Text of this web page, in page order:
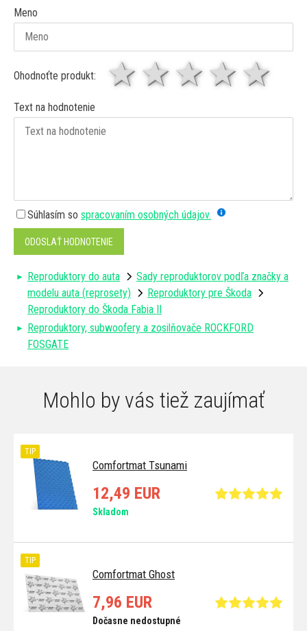
Meno
Ohodnoťte produkt: 4
3
2 hviezdy
1 hviezda
Text na hodnotenie
Súhlasím so spracovaním osobných údajov.
ODOSLAŤ HODNOTENIE
Reproduktory do auta
Sady reproduktorov podľa značky a
modelu auta (reprosety)
Reproduktory pre Škoda
Reproduktory do Škoda Fabia II
Reproduktory, subwoofery a zosilňovače ROCKFORD
FOSGATE
Mohlo by vás tiež zaujímať
Comfortmat Tsunami
TIP
12,49 EUR
Skladom
Comfortmat Ghost
TIP
7,96 EUR
Dočasne nedostupné